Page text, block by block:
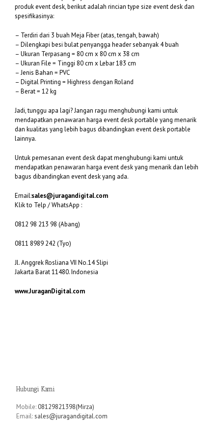
produk event desk, berikut adalah rincian type size event desk dan
spesifikasinya:
– Terdiri dari 3 buah Meja Fiber (atas, tengah, bawah)
– Dilengkapi besi bulat penyangga header sebanyak 4 buah
– Ukuran Terpasang = 80 cm x 80 cm x 38 cm
– Ukuran File = Tinggi 80 cm x Lebar 183 cm
– Jenis Bahan = PVC
– Digital Printing = Highress dengan Roland
– Berat = 12 kg
Jadi, tunggu apa lagi? Jangan ragu menghubungi kami untuk
mendapatkan penawaran harga event desk portable yang menarik
dan kualitas yang lebih bagus dibandingkan event desk portable
lainnya.
Untuk pemesanan event desk dapat menghubungi kami untuk
mendapatkan penawaran harga event desk yang menarik dan lebih
bagus dibandingkan event desk yang ada.
Email:sales@juragandigital.com
Klik to Telp / WhatsApp :
0812 98 213 98 (Abang)
0811 8989 242 (Tyo)
Jl. Anggrek Rosliana VII No.14 Slipi
Jakarta Barat 11480. Indonesia
www.JuraganDigital.com
Hubungi Kami
Mobile: 08129821398(Mirza)
Email:sales@juragandigital.com